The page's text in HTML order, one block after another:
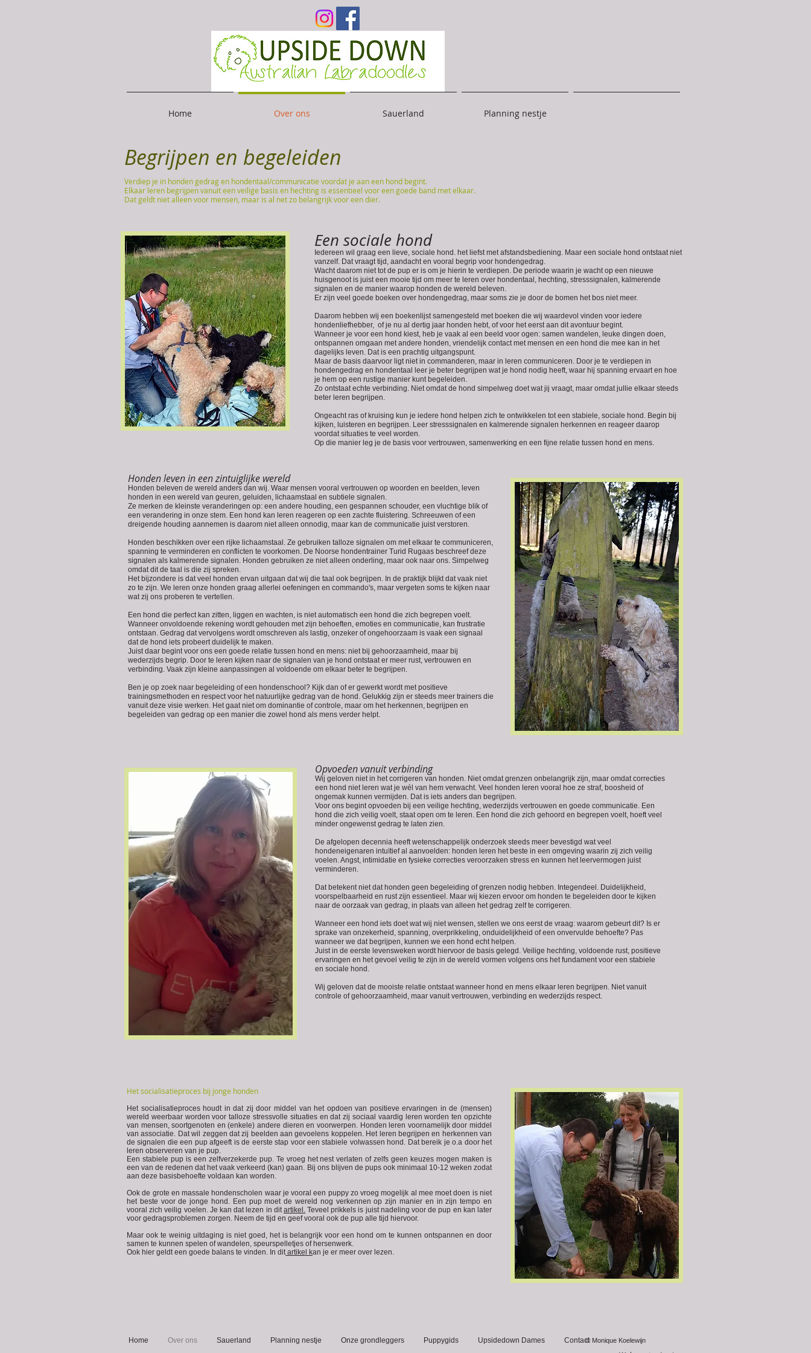
Home Over ons Sauerland Planning nestje
Begrijpen en begeleiden
Verdiep je in honden gedrag en hondentaal/communicatie voordat je aan een hond begint.
Elkaar leren begrijpen vanuit een veilige basis en hechting is essentieel voor een goede band met elkaar.
Dat geldt niet alleen voor mensen, maar is al net zo belangrijk voor een dier.
Een sociale hond
Iedereen wil graag een lieve, sociale hond. het liefst met afstandsbediening. Maar een sociale hond ontstaat niet
vanzelf. Dat vraagt tijd, aandacht en vooral begrip voor hondengedrag.
Wacht daarom niet tot de pup er is om je hierin te verdiepen. De periode waarin je wacht op een nieuwe
huisgenoot is juist een mooie tijd om meer te leren over hondentaal, hechting, stresssignalen, kalmerende
signalen en de manier waarop honden de wereld beleven.
Er zijn veel goede boeken over hondengedrag, maar soms zie je door de bomen het bos niet meer.
Daarom hebben wij een boekenlijst samengesteld met boeken die wij waardevol vinden voor iedere
hondenliefhebber, of je nu al dertig jaar honden hebt, of voor het eerst aan dit avontuur begint.
Wanneer je voor een hond kiest, heb je vaak al een beeld voor ogen: samen wandelen, leuke dingen doen,
ontspannen omgaan met andere honden, vriendelijk contact met mensen en een hond die mee kan in het
dagelijks leven. Dat is een prachtig uitgangspunt.
Maar de basis daarvoor ligt niet in commanderen, maar in leren communiceren. Door je te verdiepen in
hondengedrag en hondentaal leer je beter begrijpen wat je hond nodig heeft, waar hij spanning ervaart en hoe
je hem op een rustige manier kunt begeleiden.
Zo ontstaat echte verbinding. Niet omdat de hond simpelweg doet wat jij vraagt, maar omdat jullie elkaar steeds
beter leren begrijpen.
Ongeacht ras of kruising kun je iedere hond helpen zich te ontwikkelen tot een stabiele, sociale hond. Begin bij
kijken, luisteren en begrijpen. Leer stresssignalen en kalmerende signalen herkennen en reageer daarop
voordat situaties te veel worden.
Op die manier leg je de basis voor vertrouwen, samenwerking en een fijne relatie tussen hond en mens.
Honden leven in een zintuiglijke wereld
Honden beleven de wereld anders dan wij. Waar mensen vooral vertrouwen op woorden en beelden, leven
honden in een wereld van geuren, geluiden, lichaamstaal en subtiele signalen.
Ze merken de kleinste veranderingen op: een andere houding, een gespannen schouder, een vluchtige blik of
een verandering in onze stem. Een hond kan leren reageren op een zachte fluistering. Schreeuwen of een
dreigende houding aannemen is daarom niet alleen onnodig, maar kan de communicatie juist verstoren.
Honden beschikken over een rijke lichaamstaal. Ze gebruiken talloze signalen om met elkaar te communiceren,
spanning te verminderen en conflicten te voorkomen. De Noorse hondentrainer Turid Rugaas beschreef deze
signalen als kalmerende signalen. Honden gebruiken ze niet alleen onderling, maar ook naar ons. Simpelweg
omdat dit de taal is die zij spreken.
Het bijzondere is dat veel honden ervan uitgaan dat wij die taal ook begrijpen. In de praktijk blijkt dat vaak niet
zo te zijn. We leren onze honden graag allerlei oefeningen en commando's, maar vergeten soms te kijken naar
wat zij ons proberen te vertellen.
Een hond die perfect kan zitten, liggen en wachten, is niet automatisch een hond die zich begrepen voelt.
Wanneer onvoldoende rekening wordt gehouden met zijn behoeften, emoties en communicatie, kan frustratie
ontstaan. Gedrag dat vervolgens wordt omschreven als lastig, onzeker of ongehoorzaam is vaak een signaal
dat de hond iets probeert duidelijk te maken.
Juist daar begint voor ons een goede relatie tussen hond en mens: niet bij gehoorzaamheid, maar bij
wederzijds begrip. Door te leren kijken naar de signalen van je hond ontstaat er meer rust, vertrouwen en
verbinding. Vaak zijn kleine aanpassingen al voldoende om elkaar beter te begrijpen.
Ben je op zoek naar begeleiding of een hondenschool? Kijk dan of er gewerkt wordt met positieve
trainingsmethoden en respect voor het natuurlijke gedrag van de hond. Gelukkig zijn er steeds meer trainers die
vanuit deze visie werken. Het gaat niet om dominantie of controle, maar om het herkennen, begrijpen en
begeleiden van gedrag op een manier die zowel hond als mens verder helpt.
Opvoeden vanuit verbinding
Wij geloven niet in het corrigeren van honden. Niet omdat grenzen onbelangrijk zijn, maar omdat correcties
een hond niet leren wat je wél van hem verwacht. Veel honden leren vooral hoe ze straf, boosheid of
ongemak kunnen vermijden. Dat is iets anders dan begrijpen.
Voor ons begint opvoeden bij een veilige hechting, wederzijds vertrouwen en goede communicatie. Een
hond die zich veilig voelt, staat open om te leren. Een hond die zich gehoord en begrepen voelt, hoeft veel
minder ongewenst gedrag te laten zien.
De afgelopen decennia heeft wetenschappelijk onderzoek steeds meer bevestigd wat veel
hondeneigenaren intuïtief al aanvoelden: honden leren het beste in een omgeving waarin zij zich veilig
voelen. Angst, intimidatie en fysieke correcties veroorzaken stress en kunnen het leervermogen juist
verminderen.
Dat betekent niet dat honden geen begeleiding of grenzen nodig hebben. Integendeel. Duidelijkheid,
voorspelbaarheid en rust zijn essentieel. Maar wij kiezen ervoor om honden te begeleiden door te kijken
naar de oorzaak van gedrag, in plaats van alleen het gedrag zelf te corrigeren.
Wanneer een hond iets doet wat wij niet wensen, stellen we ons eerst de vraag: waarom gebeurt dit? Is er
sprake van onzekerheid, spanning, overprikkeling, onduidelijkheid of een onvervulde behoefte? Pas
wanneer we dat begrijpen, kunnen we een hond echt helpen.
Juist in de eerste levensweken wordt hiervoor de basis gelegd. Veilige hechting, voldoende rust, positieve
ervaringen en het gevoel veilig te zijn in de wereld vormen volgens ons het fundament voor een stabiele
en sociale hond.
Wij geloven dat de mooiste relatie ontstaat wanneer hond en mens elkaar leren begrijpen. Niet vanuit
controle of gehoorzaamheid, maar vanuit vertrouwen, verbinding en wederzijds respect.
Het socialisatieproces bij jonge honden
Het socialisatieproces houdt in dat zij door middel van het opdoen van positieve ervaringen in de (mensen)
wereld weerbaar worden voor talloze stressvolle situaties en dat zij sociaal vaardig leren worden ten opzichte
van mensen, soortgenoten en (enkele) andere dieren en voorwerpen. Honden leren voornamelijk door middel
van associatie. Dat wil zeggen dat zij beelden aan gevoelens koppelen. Het leren begrijpen en herkennen van
de signalen die een pup afgeeft is de eerste stap voor een stabiele volwassen hond. Dat bereik je o.a door het
leren observeren van je pup.
Een stabiele pup is een zelfverzekerde pup. Te vroeg het nest verlaten of zelfs geen keuzes mogen maken is
een van de redenen dat het vaak verkeerd (kan) gaan. Bij ons blijven de pups ook minimaal 10-12 weken zodat
aan deze basisbehoefte voldaan kan worden.
Ook de grote en massale hondenscholen waar je vooral een puppy zo vroeg mogelijk al mee moet doen is niet
het beste voor de jonge hond. Een pupmoet de wereld nog verkennen op zijn manier en in zijn tempo en
vooral zich veilig voelen. Je kan dat lezen in ditartikel.Teveel prikkels is juist nadeling voor de pup en kan later
voor gedragsproblemen zorgen. Neem de tijd en geef vooral ook de pup alle tijd hiervoor.
Maar ook te weinig uitdaging is niet goed, het is belangrijk voor een hond om te kunnen ontspannen en door
samen te kunnen spelen of wandelen, speurspelletjes of hersenwerk.
Ook hier geldt een goede balans te vinden. In dit artikel kan je er meer over lezen.
© Monique Koelewijn
Home Over ons Sauerland Planning nestje Onze grondleggers Puppygids Upsidedown Dames Contact